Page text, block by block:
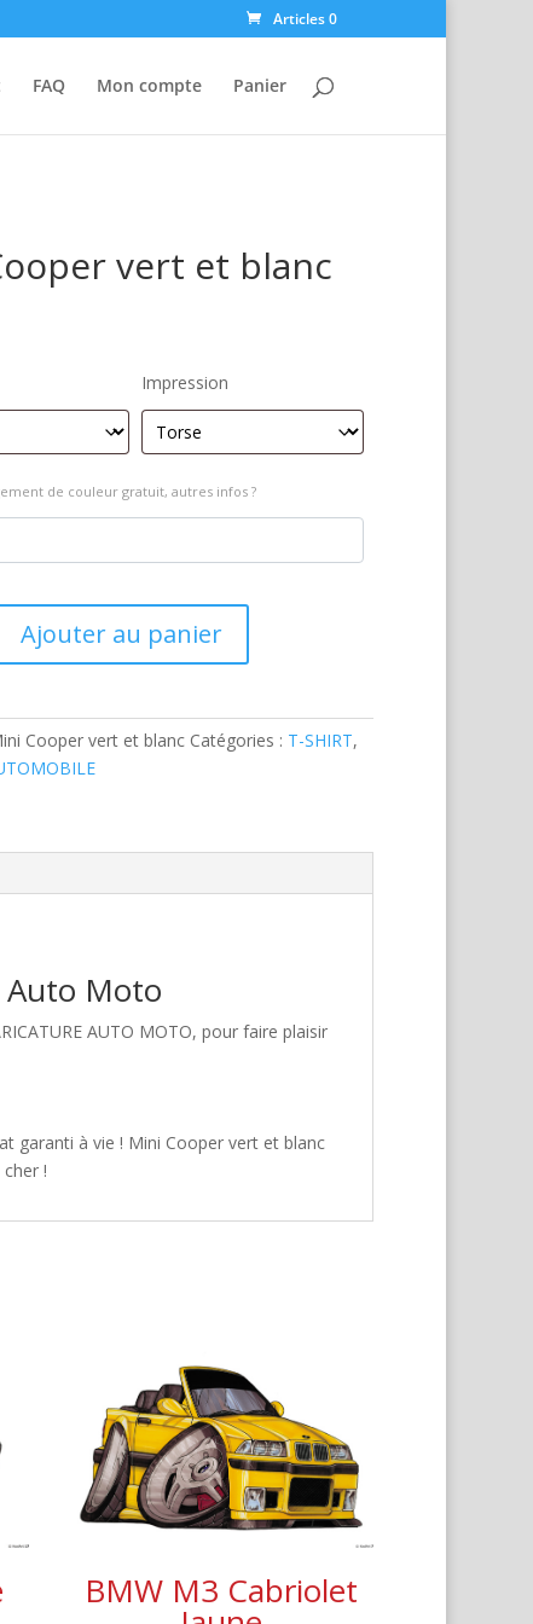
Articles 0
FAQ Mon compte Panier
vert et blanc
Impression
de couleur gratuit, autres infos ?
Ajouter au panier
Cooper vert et blanc Catégories : T-SHIRT,
Auto Moto
AUTO MOTO, pour faire plaisir
garanti à vie ! Mini Cooper vert et blanc
!
BMW M3 Cabriolet